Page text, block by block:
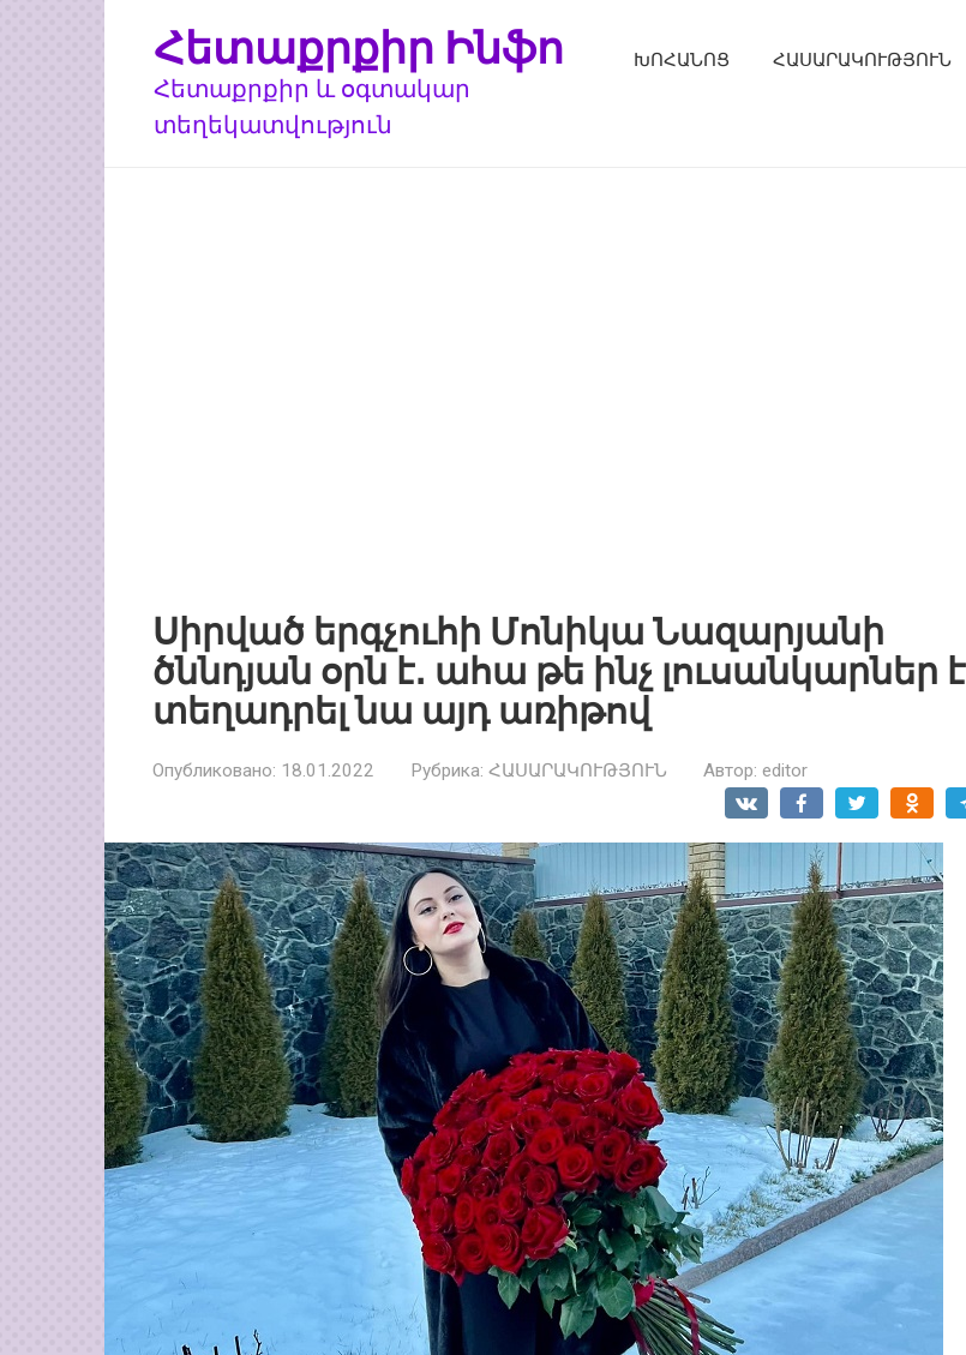
Հետաքրքիր Ինֆո
Հետաքրքիր և օգտակար
տեղեկատվություն
ԽՈՀԱՆՈՑ ՀԱՍԱՐԱԿՈՒԹՅՈՒՆ
Սիրված երգչուհի Մոնիկա Նազարյանի
ծննդյան օրն է․ ահա թե ինչ լուսանկարներ է
տեղադրել նա այդ առիթով
Опубликовано: 18.01.2022 Рубрика: ՀԱՍԱՐԱԿՈՒԹՅՈՒՆ Автор: editor